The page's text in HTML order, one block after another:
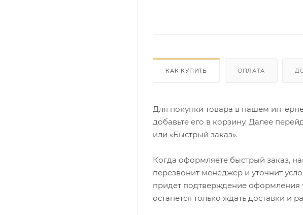
КАК КУПИТЬ ОПЛАТА
Для покупки товара в нашем
добавьте его в корзину. Далее
или «Быстрый заказ».
Когда оформляете быстрый заказ,
перезвонит менеджер и уточнит
придет подтверждение оформления
останется только ждать доставки и